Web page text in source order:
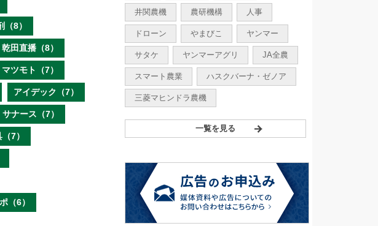
（8）
乾田直播（8）
マツモト（7）
アイデック（7）
サナース（7）
7）
（6）
井関農機 農研機構 人事
ドローン やまびこ ヤンマー
サタケ ヤンマーアグリ JA全農
スマート農業 ハスクバーナ・ゼノア
三菱マヒンドラ農機
一覧を見る